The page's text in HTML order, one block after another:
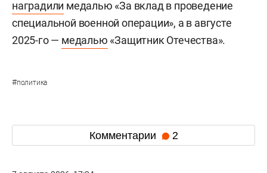
наградили медалью «За вклад в проведение
специальной военной операции», а в августе
2025-го — медалью «Защитник Отечества».
#политика
Комментарии 2